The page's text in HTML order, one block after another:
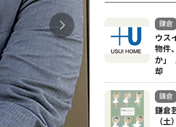
鎌倉
ウス
物件
か｣
却
鎌倉
鎌倉
（